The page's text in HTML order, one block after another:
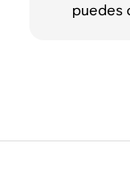
puedes